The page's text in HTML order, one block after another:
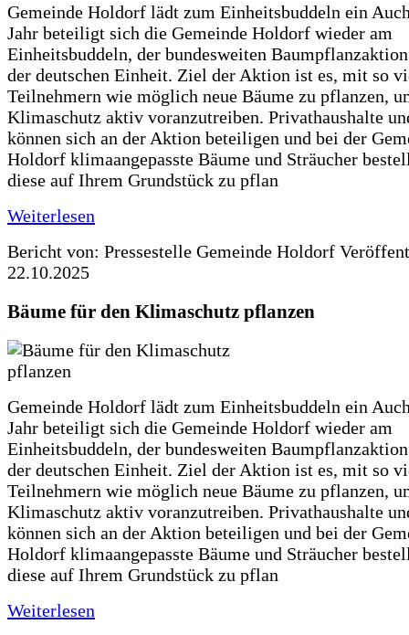
Gemeinde Holdorf lädt zum Einheitsbuddeln ein
Jahr beteiligt sich die Gemeinde Holdorf wieder am
Einheitsbuddeln, der bundesweiten
der deutschen Einheit. Ziel der Aktion ist es, mit so
Teilnehmern wie möglich neue Bäume zu pflanzen,
Klimaschutz aktiv voranzutreiben. Privathaushalte
können sich an der Aktion beteiligen und bei der
Holdorf klimaangepasste Bäume und Sträucher
diese auf Ihrem Grundstück zu pflan
Weiterlesen
Bericht von: Pressestelle Gemeinde Holdorf
22.10.2025
Bäume für den Klimaschutz pflanzen
Gemeinde Holdorf lädt zum Einheitsbuddeln ein
Jahr beteiligt sich die Gemeinde Holdorf wieder am
Einheitsbuddeln, der bundesweiten
der deutschen Einheit. Ziel der Aktion ist es, mit so
Teilnehmern wie möglich neue Bäume zu pflanzen,
Klimaschutz aktiv voranzutreiben. Privathaushalte
können sich an der Aktion beteiligen und bei der
Holdorf klimaangepasste Bäume und Sträucher
diese auf Ihrem Grundstück zu pflan
Weiterlesen